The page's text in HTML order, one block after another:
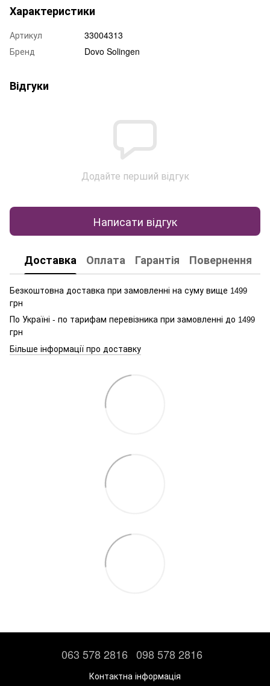
Характеристики
Артикул
33004313
Бренд
Dovo Solingen
Відгуки
Додайте перший відгук
Написати відгук
Доставка Оплата Гарантія Повернення
Безкоштовна доставка при замовленні на суму вище 1499
грн
По Україні - по тарифам перевізника при замовленні до 1499
грн
Більше інформації про доставку
063 578 2816 098 578 2816
Контактна інформація